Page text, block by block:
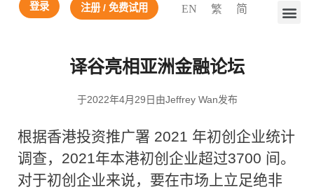
登录 注册 / 免费试用 EN 繁 简
译谷亮相亚洲金融论坛
于2022年4月29日由Jeffrey Wan发布
根据香港投资推广署 2021 年初创企业统计
调查，2021年本港初创企业超过3700 间。
对于初创企业来说，要在市场上立足绝非